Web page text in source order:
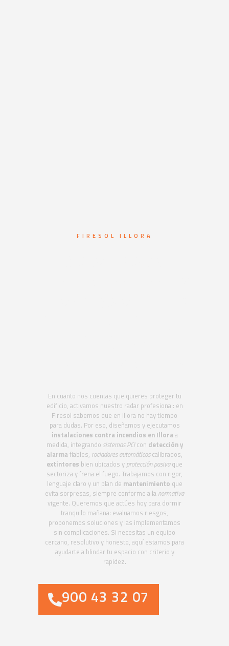
FIRESOL ILLORA
En cuanto nos cuentas que quieres proteger tu
edificio, activamos nuestro radar profesional: en
Firesol sabemos que en Illora no hay tiempo
para dudas. Por eso, diseñamos y ejecutamos
instalaciones contra incendios en Illora a
medida, integrando sistemas PCIcon detección y
alarma fiables, rociadores automáticoscalibrados,
extintores bien ubicados y protección pasivaque
sectoriza y frena el fuego. Trabajamos con rigor,
lenguaje claro y un plan de mantenimiento que
evita sorpresas, siempre conforme a la normativa
vigente. Queremos que actúes hoy para dormir
tranquilo mañana: evaluamos riesgos,
proponemos soluciones y las implementamos
sin complicaciones. Si necesitas un equipo
cercano, resolutivo y honesto, aquí estamos para
ayudarte a blindar tu espacio con criterio y
rapidez.
900 43 32 07